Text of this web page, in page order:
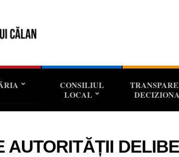
CONSILIUL
LOCAL
AUTORITĂȚII